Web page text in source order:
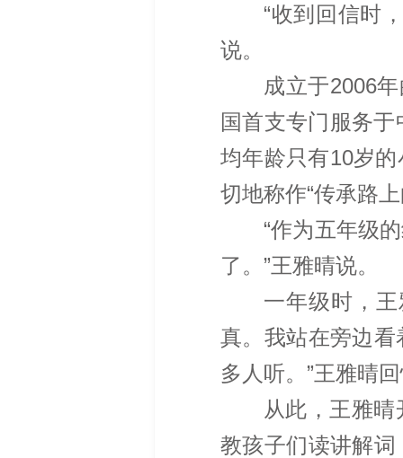
“收到回信时
说。
成立于2006
国首支专门服务
均年龄只有10岁
切地称作“传承路
“作为五年级
了。”王雅晴说。
一年级时，
真。我站在旁边
多人听。”王雅晴
从此，王雅
教孩子们读讲解